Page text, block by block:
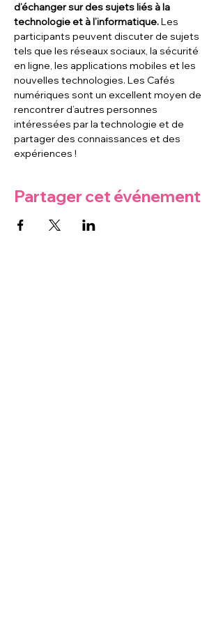
d’échanger sur des sujets liés à la
technologie et à l’informatique. Les
participants peuvent discuter de sujets
tels que les réseaux sociaux, la sécurité
en ligne, les applications mobiles et les
nouvelles technologies. Les Cafés
numériques sont un excellent moyen de
rencontrer d’autres personnes
intéressées par la technologie et de
partager des connaissances et des
expériences !
Partager cet événement